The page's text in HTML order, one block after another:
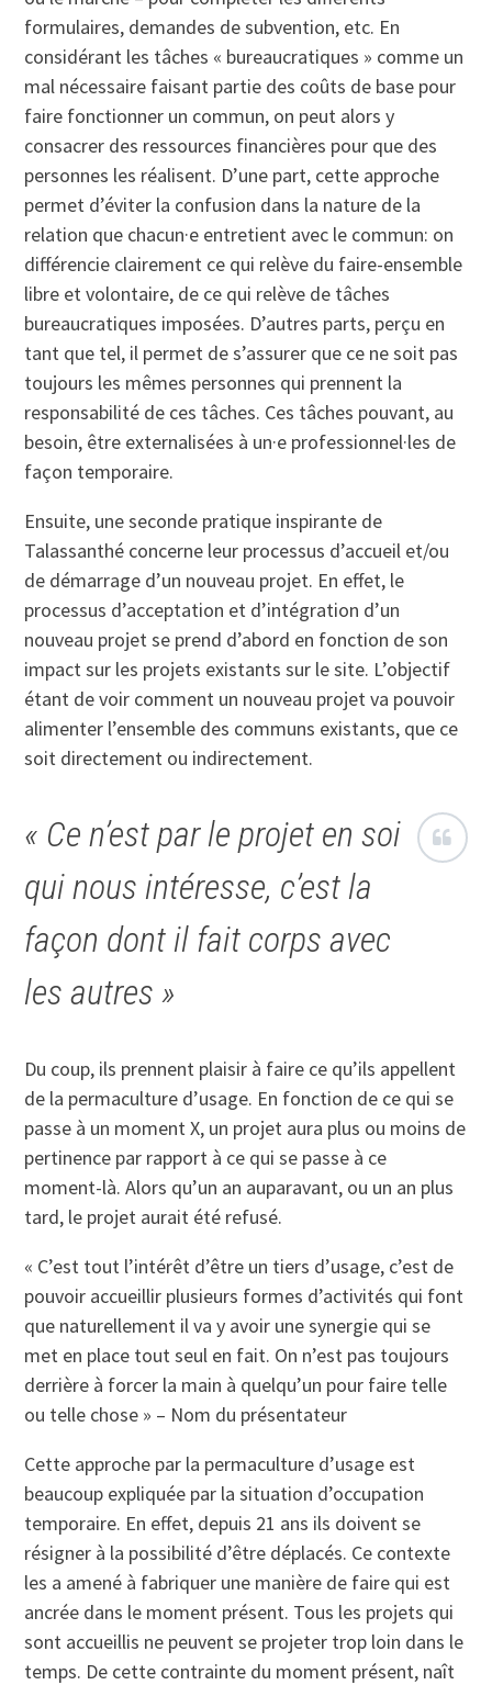
formulaires, demandes de subvention, etc. En
considérant les tâches « bureaucratiques » comme un
mal nécessaire faisant partie des coûts de base pour
faire fonctionner un commun, on peut alors y
consacrer des ressources financières pour que des
personnes les réalisent. D’une part, cette approche
permet d’éviter la confusion dans la nature de la
relation que chacun·e entretient avec le commun: on
différencie clairement ce qui relève du faire-ensemble
libre et volontaire, de ce qui relève de tâches
bureaucratiques imposées. D’autres parts, perçu en
tant que tel, il permet de s’assurer que ce ne soit pas
toujours les mêmes personnes qui prennent la
responsabilité de ces tâches. Ces tâches pouvant, au
besoin, être externalisées à un·e professionnel·les de
façon temporaire.
Ensuite, une seconde pratique inspirante de
Talassanthé concerne leur processus d’accueil et/ou
de démarrage d’un nouveau projet. En effet, le
processus d’acceptation et d’intégration d’un
nouveau projet se prend d’abord en fonction de son
impact sur les projets existants sur le site. L’objectif
étant de voir comment un nouveau projet va pouvoir
alimenter l’ensemble des communs existants, que ce
soit directement ou indirectement.
« Ce n’est par le projet en soi
qui nous intéresse, c’est la
façon dont il fait corps avec
les autres »
Du coup, ils prennent plaisir à faire ce qu’ils appellent
de la permaculture d’usage. En fonction de ce qui se
passe à un moment X, un projet aura plus ou moins de
pertinence par rapport à ce qui se passe à ce
moment-là. Alors qu’un an auparavant, ou un an plus
tard, le projet aurait été refusé.
« C’est tout l’intérêt d’être un tiers d’usage, c’est de
pouvoir accueillir plusieurs formes d’activités qui font
que naturellement il va y avoir une synergie qui se
met en place tout seul en fait. On n’est pas toujours
derrière à forcer la main à quelqu’un pour faire telle
ou telle chose » – Nom du présentateur
Cette approche par la permaculture d’usage est
beaucoup expliquée par la situation d’occupation
temporaire. En effet, depuis 21 ans ils doivent se
résigner à la possibilité d’être déplacés. Ce contexte
les a amené à fabriquer une manière de faire qui est
ancrée dans le moment présent. Tous les projets qui
sont accueillis ne peuvent se projeter trop loin dans le
temps. De cette contrainte du moment présent, naît